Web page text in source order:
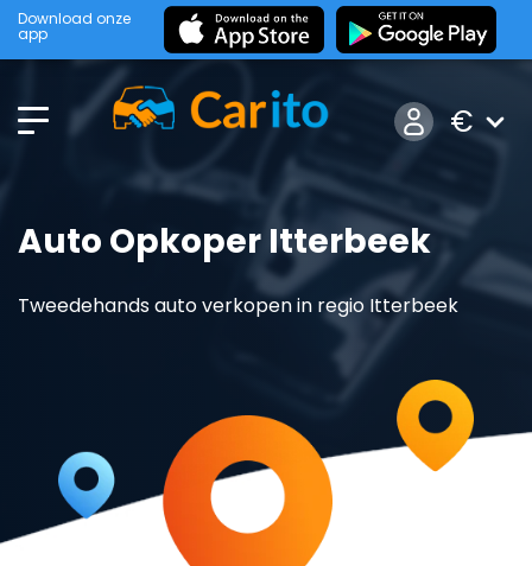
Download onze
app
€
Auto Opkoper Itterbeek
Tweedehands auto verkopen in regio Itterbeek